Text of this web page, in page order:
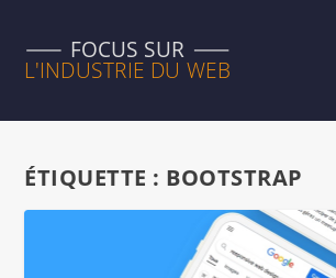
ÉTIQUETTE : BOOTSTRAP